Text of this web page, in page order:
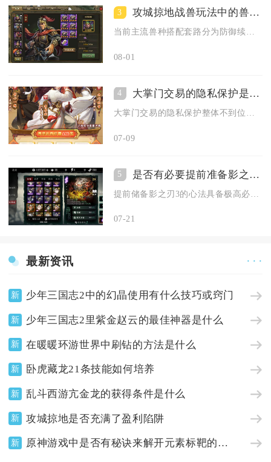
3 攻城掠地战兽玩法中的兽种搭配有哪些套路
08-01
4 大掌门交易的隐私保护是否到位
07-09
5 是否有必要提前准备影之刃3的心法
07-21
最新资讯 · · ·
新 少年三国志2中的幻晶使用有什么技巧或窍门
新 少年三国志2里紫金赵云的最佳神器是什么
新 在暖暖环游世界中刷钻的方法是什么
新 卧虎藏龙21条技能如何培养
新 乱斗西游亢金龙的获得条件是什么
新 攻城掠地是否充满了盈利陷阱
新 原神游戏中是否有秘诀来解开元素标靶的谜题